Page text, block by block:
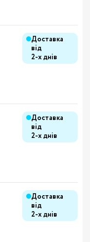
Доставка
від
2-х днів
Доставка
від
2-х днів
Доставка
від
2-х днів